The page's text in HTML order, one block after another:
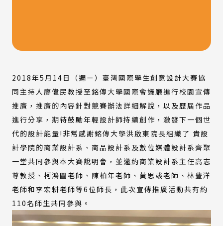
2018年5月14日（週ㄧ）臺灣國際學生創意設計大賽協
同主持人廖偉民教授至銘傳大學國際會議廳進行校園宣傳
推廣，推廣的內容針對競賽辦法詳細解說，以及歷屆作品
進行分享，期待鼓勵年輕設計師持續創作，激發下一個世
代的設計能量!非常感謝銘傳大學洪啟東院長組織了 貴設
計學院的商業設計系、商品設計系及數位媒體設計系齊聚
一堂共同參與本大賽說明會，並邀約商業設計系主任高志
尊教授、柯鴻圖老師、陳柏年老師、黃思彧老師、林豊洋
老師和李宏耕老師等6位師長，此次宣傳推廣活動共有約
110名師生共同參與。